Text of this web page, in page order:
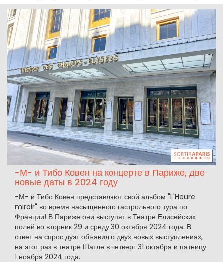
-М- и Тибо Ковен на концерте в Париже, две
новые даты в 2024 году
-М- и Тибо Ковен представляют свой альбом "L'Heure
miroir" во время насыщенного гастрольного тура по
Франции! В Париже они выступят в Театре Елисейских
полей во вторник 29 и среду 30 октября 2024 года. В
ответ на спрос дуэт объявил о двух новых выступлениях,
на этот раз в театре Шатле в четверг 31 октября и пятницу
1 ноября 2024 года.